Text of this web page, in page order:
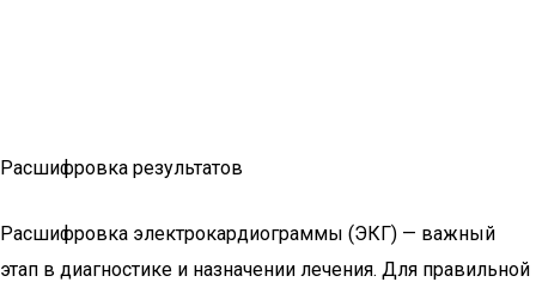
Расшифровка результатов
Расшифровка электрокардиограммы (ЭКГ) — важный
этап в диагностике и назначении лечения. Для правильной